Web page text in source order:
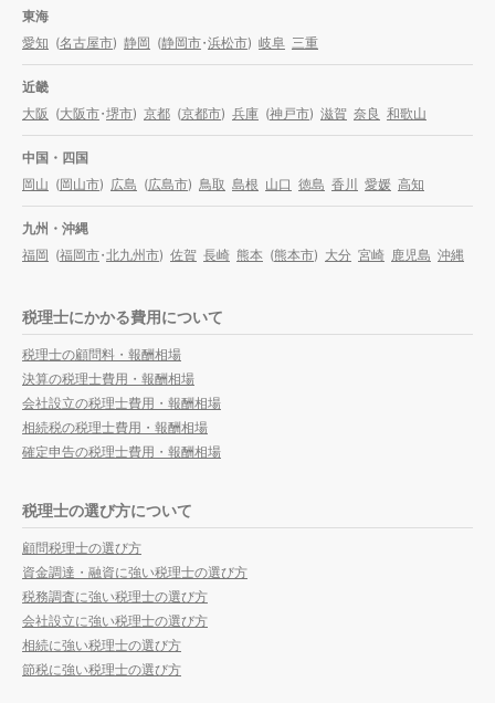
東海
愛知 (名古屋市) 静岡 (静岡市・浜松市) 岐阜 三重
近畿
大阪 (大阪市・堺市) 京都 (京都市) 兵庫 (神戸市) 滋賀 奈良 和歌山
中国・四国
岡山 (岡山市) 広島 (広島市) 鳥取 島根 山口 徳島 香川 愛媛 高知
九州・沖縄
福岡 (福岡市・北九州市) 佐賀 長崎 熊本 (熊本市) 大分 宮崎 鹿児島 沖縄
税理士にかかる費用について
税理士の顧問料・報酬相場
決算の税理士費用・報酬相場
会社設立の税理士費用・報酬相場
相続税の税理士費用・報酬相場
確定申告の税理士費用・報酬相場
税理士の選び方について
顧問税理士の選び方
資金調達・融資に強い税理士の選び方
税務調査に強い税理士の選び方
会社設立に強い税理士の選び方
相続に強い税理士の選び方
節税に強い税理士の選び方